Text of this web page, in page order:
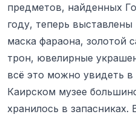
предметов, найденных
году, теперь
маска фараона, золотой
трон, ювелирные
всё это можно увидеть
Каирском музее
хранилось в